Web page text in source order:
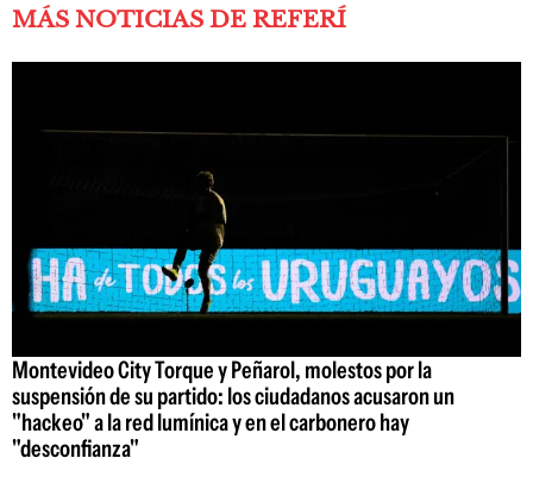
MÁS NOTICIAS DE REFERÍ
Montevideo City Torque y Peñarol, molestos por la
suspensión de su partido: los ciudadanos acusaron un
"hackeo" a la red lumínica y en el carbonero hay
"desconfianza"